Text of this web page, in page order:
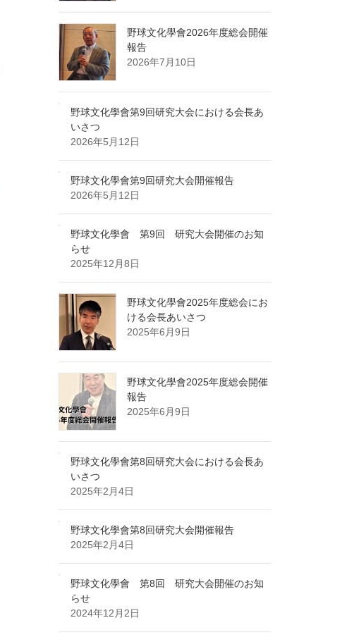
野球文化學會2026年度総会開催
報告
2026年7月10日
野球文化學會第9回研究大会における会長あ
いさつ
2026年5月12日
野球文化學會第9回研究大会開催報告
2026年5月12日
野球文化學會 第9回 研究大会開催のお知
らせ
2025年12月8日
野球文化學會2025年度総会にお
ける会長あいさつ
2025年6月9日
野球文化學會2025年度総会開催
報告
2025年6月9日
野球文化學會第8回研究大会における会長あ
いさつ
2025年2月4日
野球文化學會第8回研究大会開催報告
2025年2月4日
野球文化學會 第8回 研究大会開催のお知
らせ
2024年12月2日